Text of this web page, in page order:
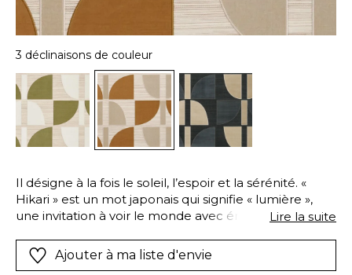
3 déclinaisons de couleur
Il désigne à la fois le soleil, l’espoir et la sérénité. «
Hikari » est un mot japonais qui signifie « lumière »,
une invitation à voir le monde avec émerveillement.
sisal à la douceur du velours et la technique de
l’appliqué à celle de la broderie. Dessiné par nos
Lire la suite
Ajouter à ma liste d'envie